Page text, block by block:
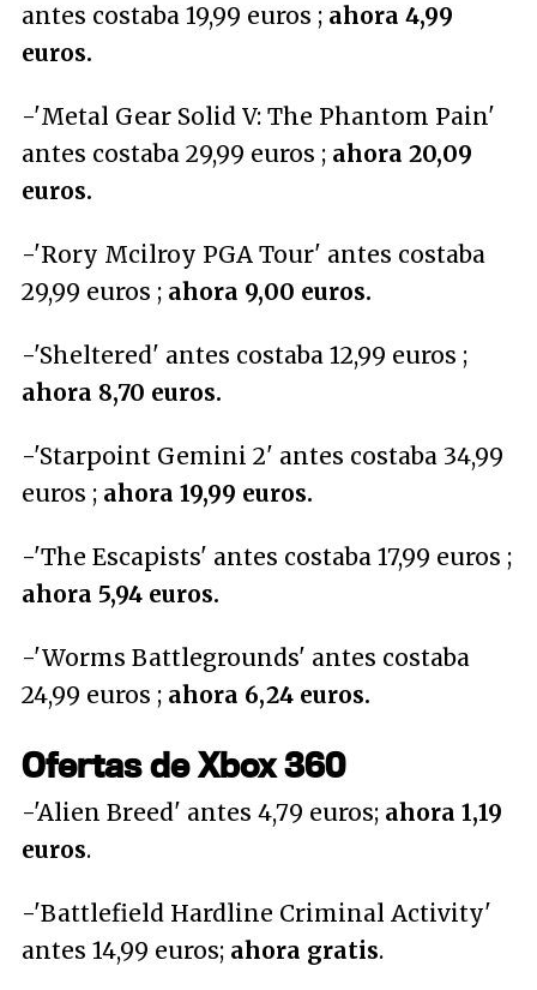
antes costaba 19,99 euros ; ahora 4,99
euros.
-'Metal Gear Solid V: The Phantom Pain'
antes costaba 29,99 euros ; ahora 20,09
euros.
-'Rory Mcilroy PGA Tour' antes costaba
29,99 euros ; ahora 9,00 euros.
-'Sheltered' antes costaba 12,99 euros ;
ahora 8,70 euros.
-'Starpoint Gemini 2' antes costaba 34,99
euros ; ahora 19,99 euros.
-'The Escapists' antes costaba 17,99 euros ;
ahora 5,94 euros.
-'Worms Battlegrounds' antes costaba
24,99 euros ; ahora 6,24 euros.
Ofertas de Xbox 360
-'Alien Breed' antes 4,79 euros; ahora 1,19
euros.
-'Battlefield Hardline Criminal Activity'
antes 14,99 euros; ahora gratis.